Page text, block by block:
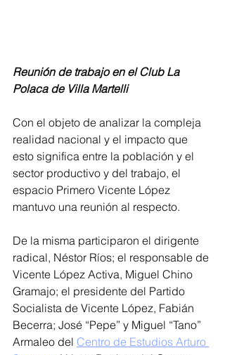
Reunión de trabajo en el Club La
Polaca de Villa Martelli
Con el objeto de analizar la compleja
realidad nacional y el impacto que
esto significa entre la población y el
sector productivo y del trabajo, el
espacio Primero Vicente López
mantuvo una reunión al respecto.
De la misma participaron el dirigente
radical, Néstor Ríos; el responsable de
Vicente López Activa, Miguel Chino
Gramajo; el presidente del Partido
Socialista de Vicente López, Fabián
Becerra; José “Pepe” y Miguel “Tano”
Armaleo del Centro de Estudios Arturo